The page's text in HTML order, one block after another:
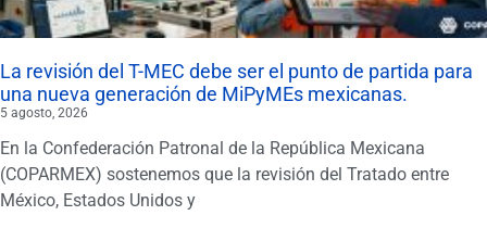
La revisión del T-MEC debe ser el punto de partida para
una nueva generación de MiPyMEs mexicanas.
5 agosto, 2026
En la Confederación Patronal de la República Mexicana
(COPARMEX) sostenemos que la revisión del Tratado entre
México, Estados Unidos y